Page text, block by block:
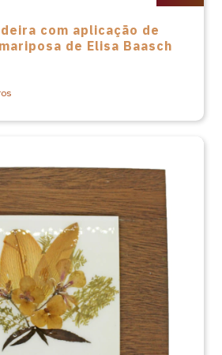
com aplicação de
de Elisa Baasch